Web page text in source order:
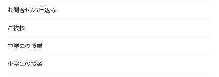
お問合せ/お申込み
ご挨拶
中学生の授業
小学生の授業